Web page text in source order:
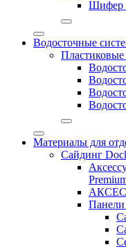
Шифер
Водосточные
Материалы для
Сайдинг
Панели